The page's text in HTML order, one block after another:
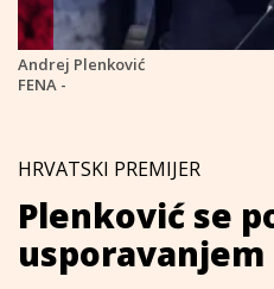
Andrej Plenković
FENA -
HRVATSKI PREMIJER
Plenković se